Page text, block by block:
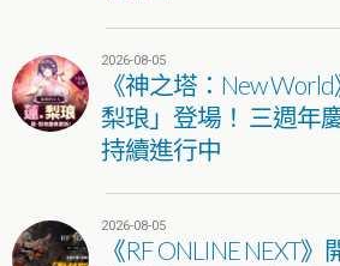
2026-08-05
《神之塔：New
梨琅」登場！ 三週年
持續進行中
2026-08-05
《RF ONLINE NEXT